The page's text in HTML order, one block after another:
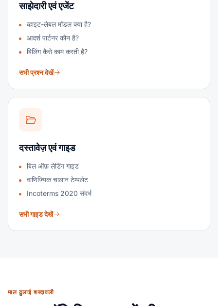
साझेदारी एवं एजेंट
व्हाइट-लेबल मॉडल क्या है?
आदर्श पार्टनर कौन है?
बिलिंग कैसे काम करती है?
सभी प्रश्न देखें
दस्तावेज़ एवं गाइड
बिल ऑफ़ लेडिंग गाइड
वाणिज्यिक चालान टेम्पलेट
Incoterms 2020 संदर्भ
सभी गाइड देखें
माल ढुलाई शब्दावली